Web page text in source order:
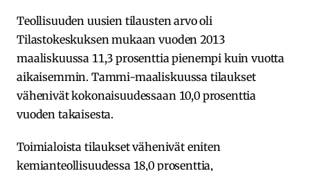
Teollisuuden uusien tilausten arvo oli
Tilastokeskuksen mukaan vuoden 2013
maaliskuussa 11,3 prosenttia pienempi kuin vuotta
aikaisemmin. Tammi-maaliskuussa tilaukset
vähenivät kokonaisuudessaan 10,0 prosenttia
vuoden takaisesta.
Toimialoista tilaukset vähenivät eniten
kemianteollisuudessa 18,0 prosenttia,